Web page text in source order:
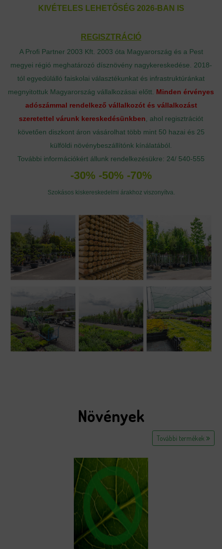
KIVÉTELES LEHETŐSÉG 2026-BAN IS
REGISZTRÁCIÓ
A Profi Partner 2003 Kft. 2003 óta Magyarország és a Pest
megyei régió meghatározó dísznövény nagykereskedése. 2018-
tól egyedülálló faiskolai választékunkat és infrastruktúránkat
megnyitottuk Magyarország vállalkozásai előtt. Minden érvényes
adószámmal rendelkező vállalkozót és vállalkozást
szeretettel várunk kereskedésünkben, ahol regisztrációt
követően diszkont áron vásárolhat több mint 50 hazai és 25
külföldi növénybeszállítónk kínálatából.
További információkért állunk rendelkezésükre: 24/ 540-555
-30% -50% -70%
Szokásos kiskereskedelmi árakhoz viszonyítva.
Növények
További termékek